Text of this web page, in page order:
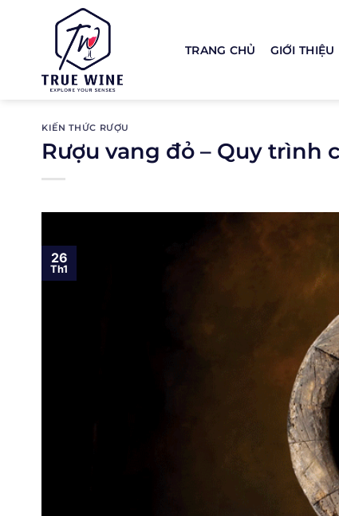
TRANG CHỦ GIỚI THIỆU
KIẾN THỨC RƯỢU
Rượu vang đỏ – Quy trình
26
Th1